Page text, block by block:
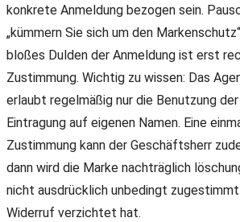
konkrete Anmeldung bezogen sein.
„kümmern Sie sich um den
bloßes Dulden der Anmeldung ist erst
Zustimmung. Wichtig zu wissen: Das
erlaubt regelmäßig nur die Benutzung
Eintragung auf eigenen Namen. Eine
Zustimmung kann der Geschäftsherr
dann wird die Marke nachträglich
nicht ausdrücklich unbedingt
Widerruf verzichtet hat.